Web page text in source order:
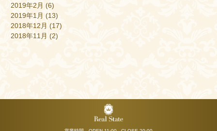
2019年2月 (6)
2019年1月 (13)
2018年12月 (17)
2018年11月 (2)